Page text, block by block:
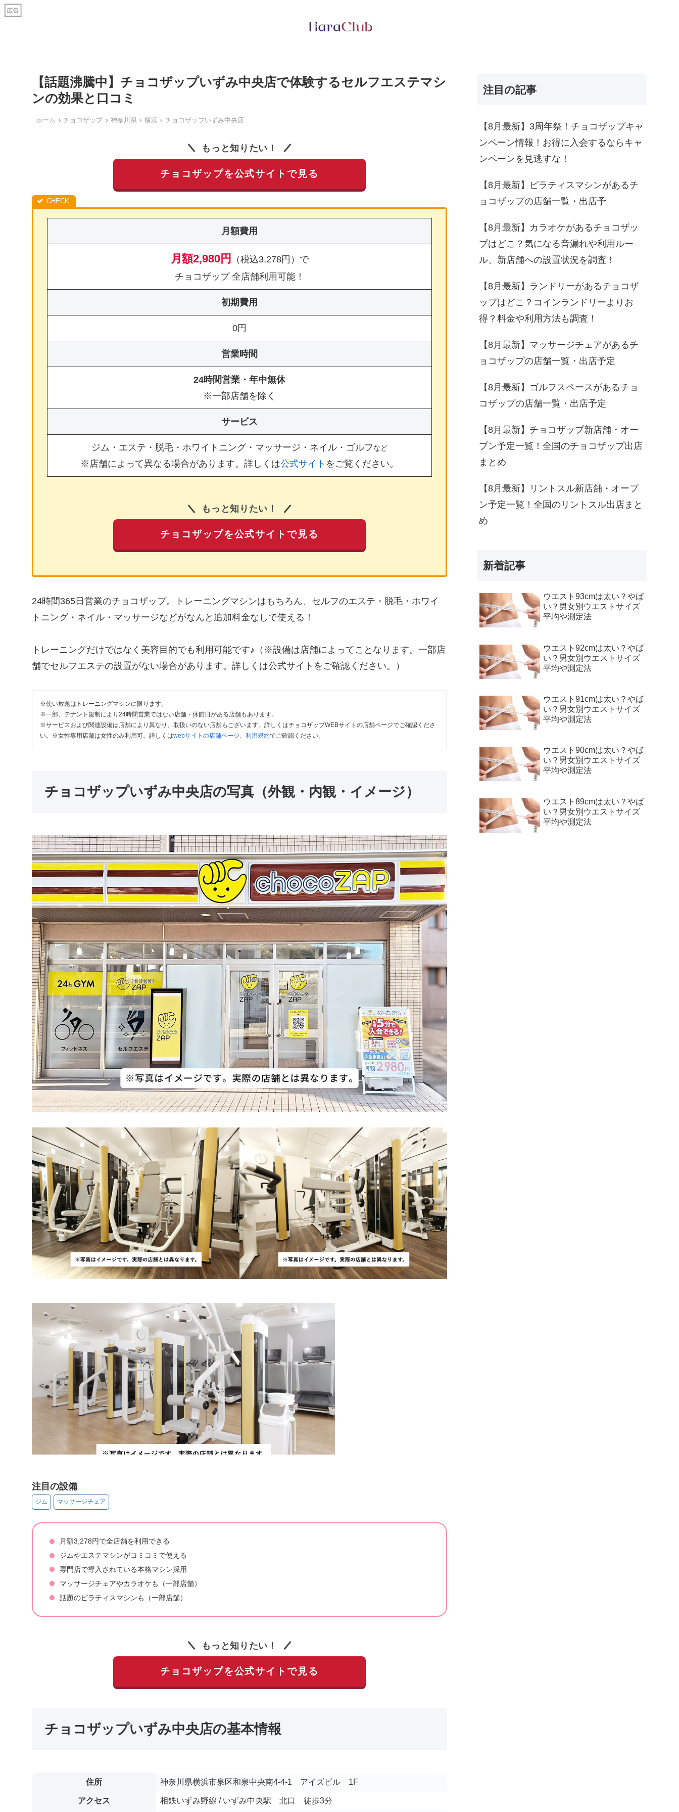
【話題沸騰中】チョコザップいずみ中央店で体験するセルフエステマシ
ンの効果と口コミ
ホーム チョコザップ 神奈川県 横浜 チョコザップいずみ中央店
もっと知りたい！
チョコザップを公式サイトで見る
月額費用
月額2,980円
（税込3,278円）で
チョコザップ 全店舗利用可能！
初期費用
0円
営業時間
24時間営業・年中無休
※一部店舗を除く
サービス
ジム・エステ・脱毛・ホワイトニング・マッサージ・ネイル・ゴルフなど
※店舗によって異なる場合があります。詳しくは公式サイト をご覧ください。
もっと知りたい！
チョコザップを公式サイトで見る
24時間365日営業のチョコザップ。トレーニングマシンはもちろん、セルフのエステ・脱毛・ホワイ
トニング・ネイル・マッサージなどがなんと追加料金なしで使える！
トレーニングだけではなく美容目的でも利用可能です♪（※設備は店舗によってことなります。一部店
舗でセルフエステの設置がない場合があります。詳しくは公式サイトをご確認ください。）
※使い放題はトレーニングマシンに限ります。
※一部、テナント規制により24時間営業ではない店舗・休館日がある店舗もあります。
※サービスおよび関連設備は店舗により異なり、取扱いのない店舗もございます。詳しくはチョコザップWEBサイトの店舗ページでご確認くださ
い。※女性専用店舗は女性のみ利用可。詳しくはwebサイトの店舗ページ 利用規約でご確認ください。
チョコザップいずみ中央店の写真（外観・内観・イメージ）
注目の設備
ジム マッサージチェア
月額3,278円で全店舗を利用できる
ジムやエステマシンがコミコミで使える
専門店で導入されている本格マシン採用
マッサージチェアやカラオケも（一部店舗）
話題のピラティスマシンも（一部店舗）
もっと知りたい！
チョコザップを公式サイトで見る
チョコザップいずみ中央店の基本情報
住所 神奈川県横浜市泉区和泉中央南4-4-1 アイズビル 1F
アクセス 相鉄いずみ野線 / いずみ中央駅 北口 徒歩3分
注目の記事
【8月最新】3周年祭！チョコザップキャ
ンペーン情報！お得に入会するならキャ
ンペーンを見逃すな！
【8月最新】ピラティスマシンがあるチ
ョコザップの店舗一覧・出店予
【8月最新】カラオケがあるチョコザッ
プはどこ？気になる音漏れや利用ルー
ル、新店舗への設置状況を調査！
【8月最新】ランドリーがあるチョコザ
ップはどこ？コインランドリーよりお
得？料金や利用方法も調査！
【8月最新】マッサージチェアがあるチ
ョコザップの店舗一覧・出店予定
【8月最新】ゴルフスペースがあるチョ
コザップの店舗一覧・出店予定
【8月最新】チョコザップ新店舗・オー
プン予定一覧！全国のチョコザップ出店
まとめ
【8月最新】リントスル新店舗・オープ
ン予定一覧！全国のリントスル出店まと
め
新着記事
ウエスト93cmは太い？やば
い？男女別ウエストサイズ
平均や測定法
ウエスト92cmは太い？やば
い？男女別ウエストサイズ
平均や測定法
ウエスト91cmは太い？やば
い？男女別ウエストサイズ
平均や測定法
ウエスト90cmは太い？やば
い？男女別ウエストサイズ
平均や測定法
ウエスト89cmは太い？やば
い？男女別ウエストサイズ
平均や測定法